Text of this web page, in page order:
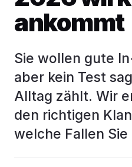
ankommt
Sie wollen gute
aber kein Test
Alltag zählt. Wir
den richtigen
welche Fallen